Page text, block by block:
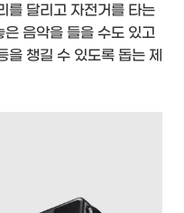
를 달리고 자전거를 타는
음악을 들을 수도 있고
챙길 수 있도록 돕는 제